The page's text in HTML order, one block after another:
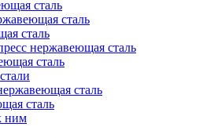
сталь
сталь
сталь
нержавеющая сталь
сталь
сталь
сталь
ним